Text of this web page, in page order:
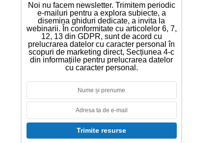
Noi nu facem newsletter. Trimitem periodic
e-mailuri pentru a explora subiecte, a
disemina ghiduri dedicate, a invita la
webinarii. În conformitate cu articolelor 6, 7,
12, 13 din GDPR, sunt de acord cu
prelucrarea datelor cu caracter personal în
scopuri de marketing direct, Secțiunea 4-c
din informațiile pentru prelucrarea datelor
cu caracter personal.